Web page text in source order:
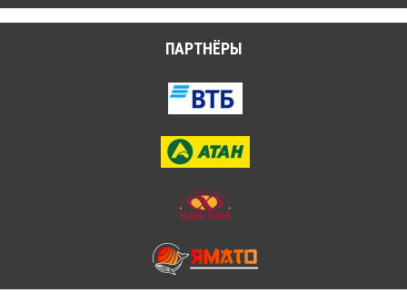
ПАРТНЁРЫ